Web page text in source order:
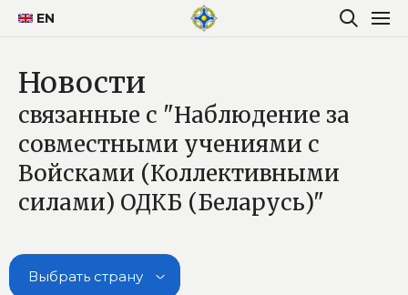
EN
Новости
связанные с "Наблюдение за
совместными учениями с
Войсками (Коллективными
силами) ОДКБ (Беларусь)"
Выбрать страну